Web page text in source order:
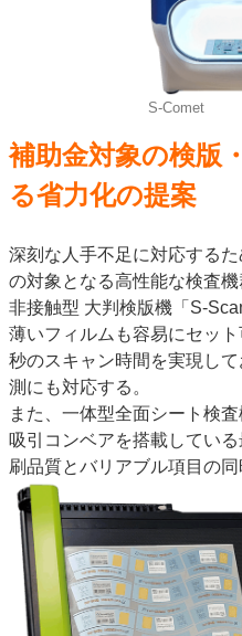
S-Comet
補助金対象の検版
る省力化の提案
深刻な人手不足に対応する
の対象となる高性能な検査機
非接触型 大判検版機「S-
薄いフィルムも容易にセッ
秒のスキャン時間を実現し
測にも対応する。
また、一体型全面シート検
吸引コンベアを搭載してい
刷品質とバリアブル項目の